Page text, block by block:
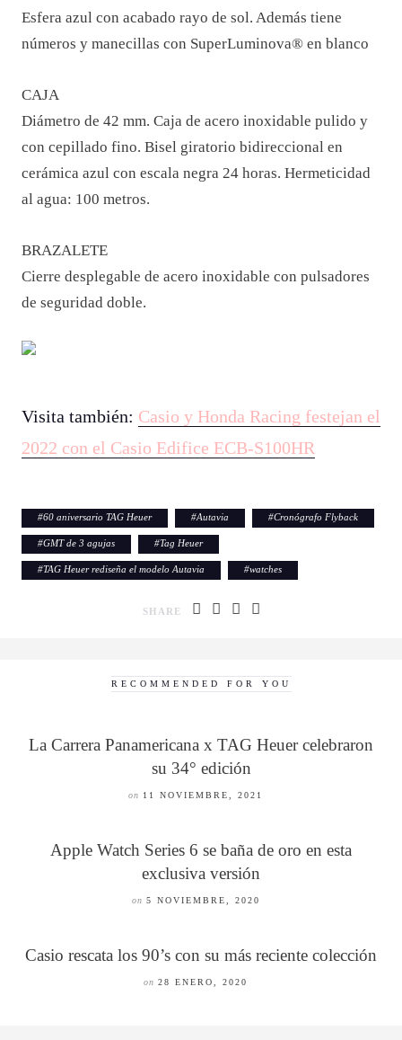
Esfera azul con acabado rayo de sol. Además tiene
números y manecillas con SuperLuminova® en blanco
CAJA
Diámetro de 42 mm. Caja de acero inoxidable pulido y
con cepillado fino. Bisel giratorio bidireccional en
cerámica azul con escala negra 24 horas. Hermeticidad
al agua: 100 metros.
BRAZALETE
Cierre desplegable de acero inoxidable con pulsadores
de seguridad doble.
Visita también: Casio y Honda Racing festejan el
2022 con el Casio Edifice ECB-S100HR
#60 aniversario TAG Heuer #Autavia #Cronógrafo Flyback
#GMT de 3 agujas #Tag Heuer
#TAG Heuer rediseña el modelo Autavia #watches
SHARE
RECOMMENDED FOR YOU
La Carrera Panamericana x TAG Heuer celebraron
su 34° edición
on 11 NOVIEMBRE, 2021
Apple Watch Series 6 se baña de oro en esta
exclusiva versión
on 5 NOVIEMBRE, 2020
Casio rescata los 90’s con su más reciente colección
on 28 ENERO, 2020